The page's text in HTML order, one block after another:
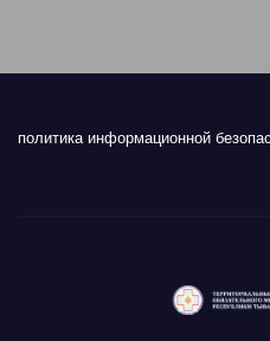
политика информационной